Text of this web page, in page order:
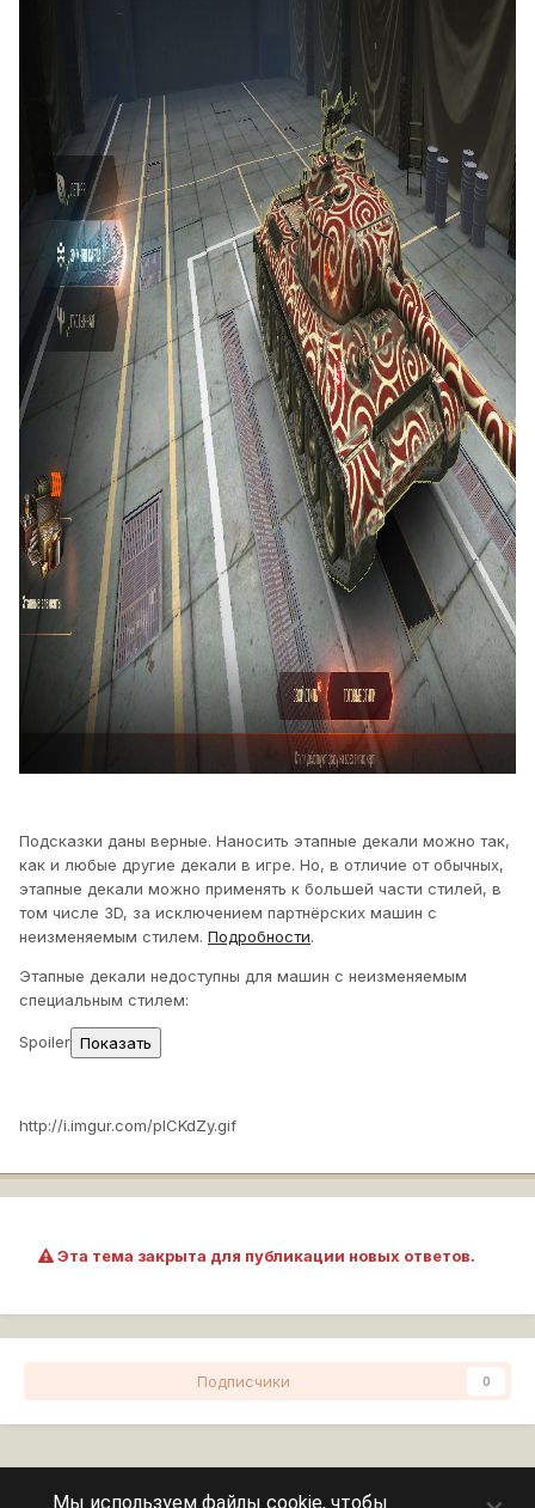
Подсказки даны верные. Наносить этапные декали можно так,
как и любые другие декали в игре. Но, в отличие от обычных,
этапные декали можно применять к большей части стилей, в
том числе 3D, за исключением партнёрских машин с
неизменяемым стилем. Подробности.
Этапные декали недоступны для машин с неизменяемым
специальным стилем:
Spoiler
http://i.imgur.com/plCKdZy.gif
Эта тема закрыта для публикации новых ответов.
Подписчики 0
Мы используем файлы cookie, чтобы